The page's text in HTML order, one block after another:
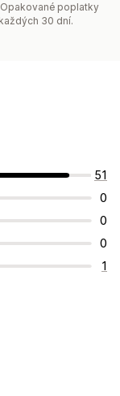
poplatky
30 dní.
51
0
0
0
1